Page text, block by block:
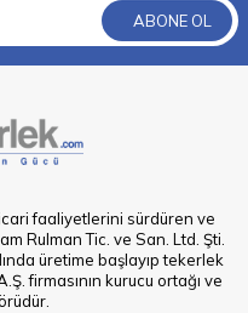
ABONE OL
faaliyetlerini sürdüren ve
Rulman Tic. ve San. Ltd. Şti.
üretime başlayıp tekerlek
firmasının kurucu ortağı ve